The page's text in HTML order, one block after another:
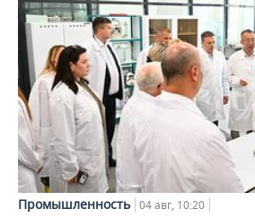
Промышленность 04 авг, 10:20